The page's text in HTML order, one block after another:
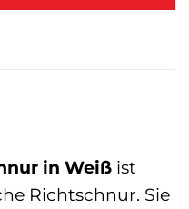
in Weiß ist
Richtschnur. Sie